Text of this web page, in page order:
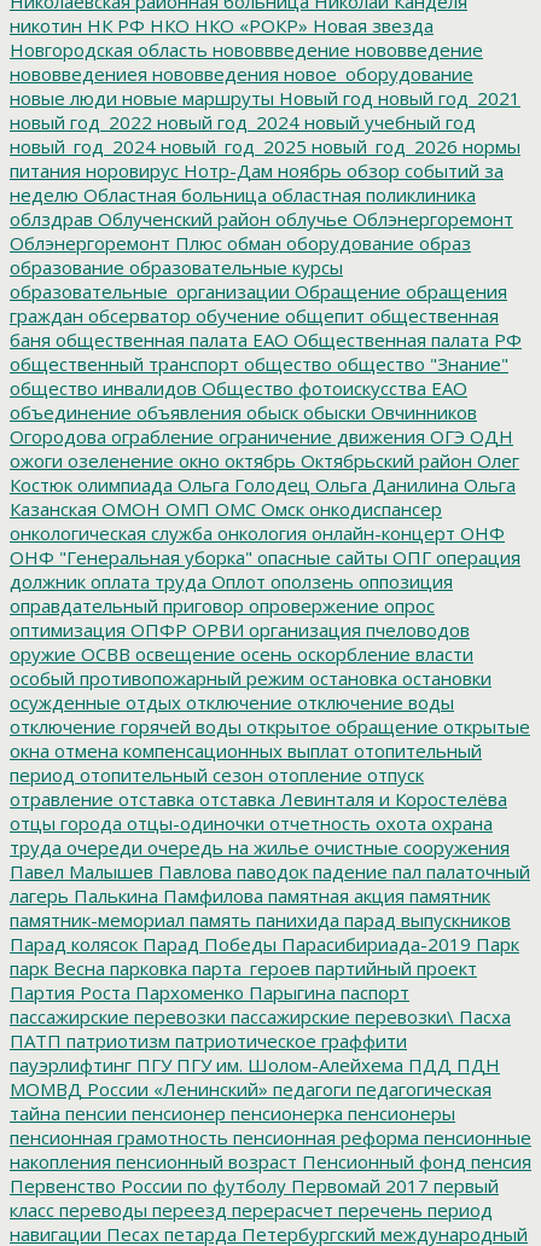
никотин НК РФ НКО НКО «РОКР» Новая звезда
Новгородская область нововвведение нововведение
нововведениея нововведения новое_оборудование
новые люди новые маршруты Новый год новый год_2021
новый год_2022 новый год_2024 новый учебный год
новый_год_2024 новый_год_2025 новый_год_2026 нормы
питания норовирус Нотр-Дам ноябрь обзор событий за
неделю Областная больница областная поликлиника
облздрав Облученский район облучье Облэнергоремонт
Облэнергоремонт Плюс обман оборудование образ
образование образовательные курсы
образовательные_организации Обращение обращения
граждан обсерватор обучение общепит общественная
баня общественная палата ЕАО Общественная палата РФ
общественный транспорт общество общество "Знание"
общество инвалидов Общество фотоискусства ЕАО
объединение объявления обыск обыски Овчинников
Огородова ограбление ограничение движения ОГЭ ОДН
ожоги озеленение окно октябрь Октябрьский район Олег
Костюк олимпиада Ольга Голодец Ольга Данилина Ольга
Казанская ОМОН ОМП ОМС Омск онкодиспансер
онкологическая служба онкология онлайн-концерт ОНФ
ОНФ "Генеральная уборка" опасные сайты ОПГ операция
должник оплата труда Оплот оползень оппозиция
оправдательный приговор опровержение опрос
оптимизация ОПФР ОРВИ организация пчеловодов
оружие ОСВВ освещение осень оскорбление власти
особый противопожарный режим остановка остановки
осужденные отдых отключение отключение воды
отключение горячей воды открытое обращение открытые
окна отмена компенсационных выплат отопительный
период отопительный сезон отопление отпуск
отравление отставка отставка Левинталя и Коростелёва
отцы города отцы-одиночки отчетность охота охрана
труда очереди очередь на жилье очистные сооружения
Павел Малышев Павлова паводок падение пал палаточный
лагерь Палькина Памфилова памятная акция памятник
памятник-мемориал память панихида парад выпускников
Парад колясок Парад Победы Парасибириада-2019 Парк
парк Весна парковка парта_героев партийный проект
Партия Роста Пархоменко Парыгина паспорт
пассажирские перевозки пассажирские перевозки\ Пасха
ПАТП патриотизм патриотическое граффити
пауэрлифтинг ПГУПГУ им. Шолом-Алейхема ПДД ПДН
МОМВД России «Ленинский» педагоги педагогическая
тайна пенсии пенсионер пенсионерка пенсионеры
пенсионная грамотность пенсионная реформа пенсионные
накопления пенсионный возраст Пенсионный фонд пенсия
Первенство России по футболу Первомай 2017 первый
класс переводы переезд перерасчет перечень период
навигации Песах петарда Петербургский международный